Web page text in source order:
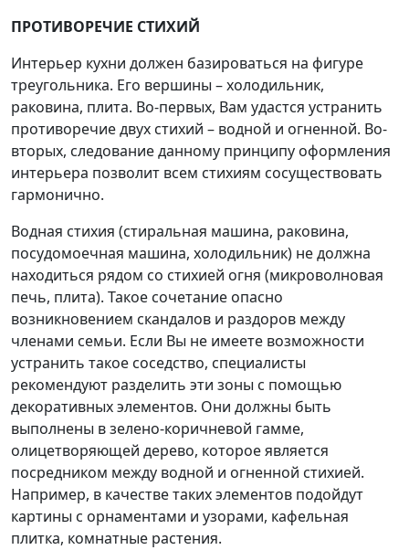
ПРОТИВОРЕЧИЕ СТИХИЙ
Интерьер кухни должен базироваться на фигуре
треугольника. Его вершины – холодильник,
раковина, плита. Во-первых, Вам удастся устранить
противоречие двух стихий – водной и огненной. Во-
вторых, следование данному принципу оформления
интерьера позволит всем стихиям сосуществовать
гармонично.
Водная стихия (стиральная машина, раковина,
посудомоечная машина, холодильник) не должна
находиться рядом со стихией огня (микроволновая
печь, плита). Такое сочетание опасно
возникновением скандалов и раздоров между
членами семьи. Если Вы не имеете возможности
устранить такое соседство, специалисты
рекомендуют разделить эти зоны с помощью
декоративных элементов. Они должны быть
выполнены в зелено-коричневой гамме,
олицетворяющей дерево, которое является
посредником между водной и огненной стихией.
Например, в качестве таких элементов подойдут
картины с орнаментами и узорами, кафельная
плитка, комнатные растения.